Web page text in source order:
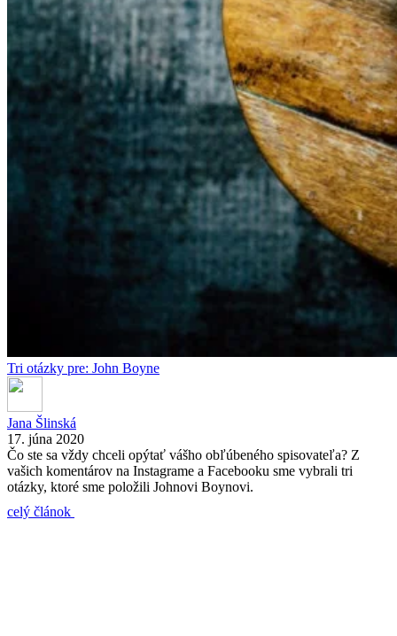
Tri otázky pre: John Boyne
Jana Šlinská
17. júna 2020
Čo ste sa vždy chceli opýtať vášho obľúbeného spisovateľa? Z
vašich komentárov na Instagrame a Facebooku sme vybrali tri
otázky, ktoré sme položili Johnovi Boynovi.
celý článok